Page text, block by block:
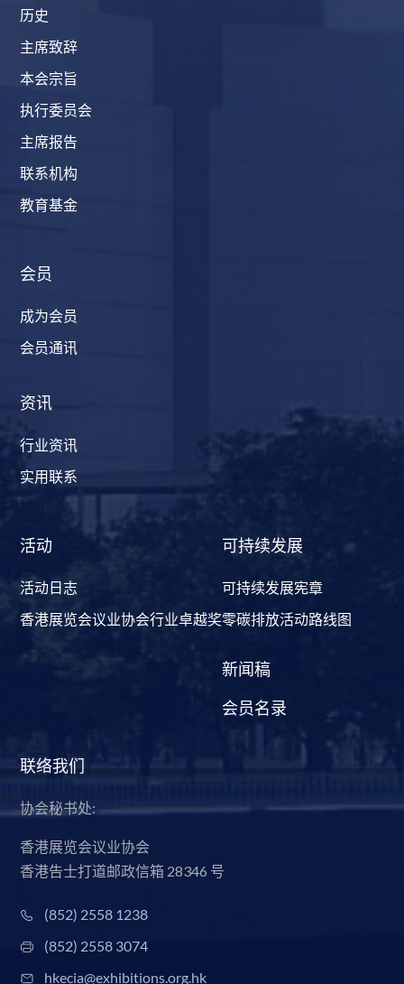
历史
主席致辞
本会宗旨
执行委员会
主席报告
联系机构
教育基金
会员
成为会员
会员通讯
资讯
行业资讯
实用联系
活动
活动日志
香港展览会议业协会行业卓越奖
可持续发展
可持续发展宪章
零碳排放活动路线图
新闻稿
会员名录
联络我们
协会秘书处:
香港展览会议业协会
香港告士打道邮政信箱 28346 号
(852) 2558 1238
(852) 2558 3074
hkecia@exhibitions.org.hk